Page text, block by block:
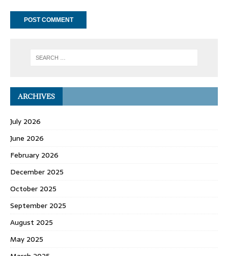
ARCHIVES
July 2026
June 2026
February 2026
December 2025
October 2025
September 2025
August 2025
May 2025